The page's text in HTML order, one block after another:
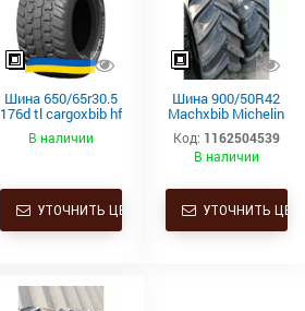
Шина 650/65r30.5
176d tl cargoxbib hf
michelin
В наличии
УТОЧНИТЬ ЦЕНУ
Шина 900/50R42
Machxbib Michelin
168d
Код: 1162504539
В наличии
УТОЧНИТЬ